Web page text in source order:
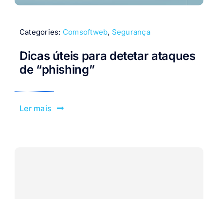
Categories: Comsoftweb, Segurança
Dicas úteis para detetar ataques
de “phishing”
Ler mais